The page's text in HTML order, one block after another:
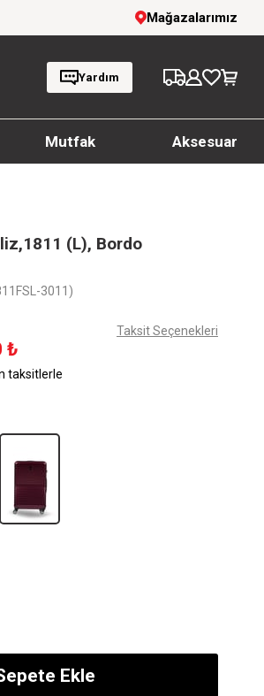
1000 TL ve üzeri siparişlerde
Mağazalarımız
Yardım
Mutfak Aksesuar
(L), Bordo
3011)
₺
Taksit Seçenekleri
taksitlerle